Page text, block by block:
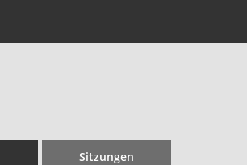
Sitzungen